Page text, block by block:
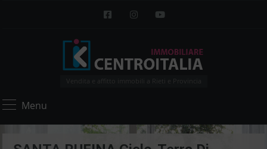
Vendita e affitto immobili a Rieti e Provincia
Menu